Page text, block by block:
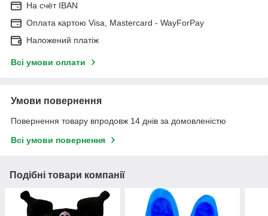
На cчёт IBAN
Оплата картою Visa, Mastercard - WayForPay
Наложений платіж
Всі умови оплати
Умови повернення
Повернення товару впродовж 14 днів за домовленістю
Всі умови повернення
Подібні товари компанії